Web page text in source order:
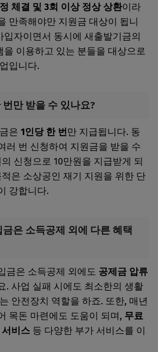
체결 및 3회 이상 정상 상환이라
만족해야만 지원금 대상이 됩니
입자이면서 동시에 새출발기금의
을 이용하고 있는 분들을 대상으로
입니다.
만 받을 수 있나요?
은 1인당 한 번만 지급됩니다. 동
러 번 신청하여 지원금을 받을 수
신청으로 10만원을 지급받게 되
은 소상공인 재기 지원을 위한 단
강합니다.
은 소득공제 외에 다른 혜택
금은 소득공제 외에도 공제금 압류
. 사업 실패 시에도 최소한의 생활
안전장치 역할을 하죠. 또한, 매년
목돈 마련에도 도움이 되며, 무료
비스 등 다양한 부가 서비스를 이